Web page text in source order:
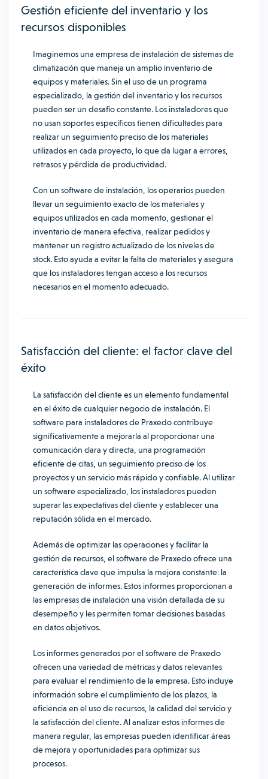
Gestión eficiente del inventario y los
recursos disponibles
Imaginemos una empresa de instalación de sistemas de
climatización que maneja un amplio inventario de
equipos y materiales. Sin el uso de un programa
especializado, la gestión del inventario y los recursos
pueden ser un desafío constante. Los instaladores que
no usan soportes específicos tienen dificultades para
realizar un seguimiento preciso de los materiales
utilizados en cada proyecto, lo que da lugar a errores,
retrasos y pérdida de productividad.
Con un software de instalación, los operarios pueden
llevar un seguimiento exacto de los materiales y
equipos utilizados en cada momento, gestionar el
inventario de manera efectiva, realizar pedidos y
mantener un registro actualizado de los niveles de
stock. Esto ayuda a evitar la falta de materiales y asegura
que los instaladores tengan acceso a los recursos
necesarios en el momento adecuado.
Satisfacción del cliente: el factor clave del
éxito
La satisfacción del cliente es un elemento fundamental
en el éxito de cualquier negocio de instalación. El
software para instaladores de Praxedo contribuye
significativamente a mejorarla al proporcionar una
comunicación clara y directa, una programación
eficiente de citas, un seguimiento preciso de los
proyectos y un servicio más rápido y confiable. Al utilizar
un software especializado, los instaladores pueden
superar las expectativas del cliente y establecer una
reputación sólida en el mercado.
Además de optimizar las operaciones y facilitar la
gestión de recursos, el software de Praxedo ofrece una
característica clave que impulsa la mejora constante: la
generación de informes. Estos informes proporcionan a
las empresas de instalación una visión detallada de su
desempeño y les permiten tomar decisiones basadas
en datos objetivos.
Los informes generados por el software de Praxedo
ofrecen una variedad de métricas y datos relevantes
para evaluar el rendimiento de la empresa. Esto incluye
información sobre el cumplimiento de los plazos, la
eficiencia en el uso de recursos, la calidad del servicio y
la satisfacción del cliente. Al analizar estos informes de
manera regular, las empresas pueden identificar áreas
de mejora y oportunidades para optimizar sus
procesos.